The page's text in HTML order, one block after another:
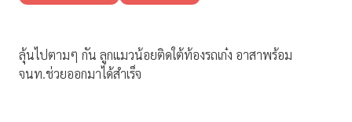
ร่วมด้วยช่วยกัน
ลุ้นไปตามๆ กัน ลูกแมวน้อยติดใต้ท้องรถเก๋ง อาสาพร้อม
จนท.ช่วยออกมาได้สำเร็จ